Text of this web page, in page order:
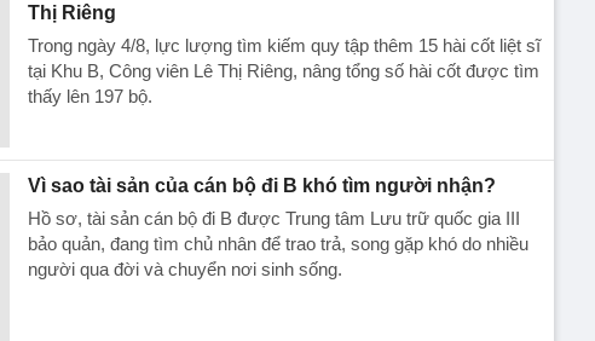
Thị Riêng
Trong ngày 4/8, lực lượng tìm kiếm quy tập thêm 15 hài cốt liệt sĩ
tại Khu B, Công viên Lê Thị Riêng, nâng tổng số hài cốt được tìm
thấy lên 197 bộ.
Vì sao tài sản của cán bộ đi B khó tìm người nhận?
Hồ sơ, tài sản cán bộ đi B được Trung tâm Lưu trữ quốc gia III
bảo quản, đang tìm chủ nhân để trao trả, song gặp khó do nhiều
người qua đời và chuyển nơi sinh sống.